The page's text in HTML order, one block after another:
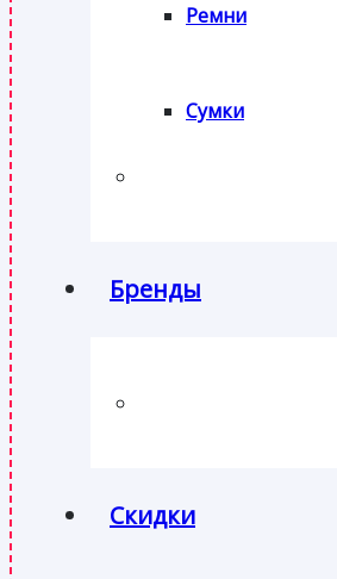
Ремни
Сумки
Бренды
Скидки